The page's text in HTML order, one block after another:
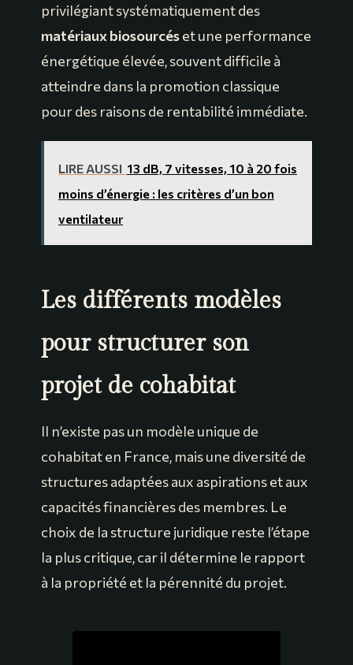
privilégiant systématiquement des
matériaux biosourcéset une performance
énergétique élevée, souvent difficile à
atteindre dans la promotion classique
pour des raisons de rentabilité immédiate.
LIRE AUSSI 13 dB, 7 vitesses, 10 à 20 fois
moins d’énergie : les critères d’un bon
ventilateur
Les différents modèles
pour structurer son
projet de cohabitat
Il n’existe pas un modèle unique de
cohabitat en France, mais une diversité de
structures adaptées aux aspirations et aux
capacités financières des membres. Le
choix de la structure juridique reste l’étape
la plus critique, car il détermine le rapport
à la propriété et la pérennité du projet.